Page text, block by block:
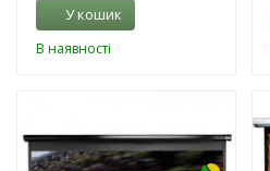
У кошик
В наявності